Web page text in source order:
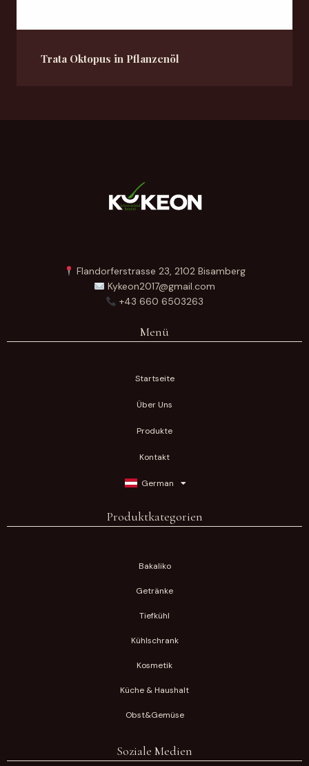
Trata Oktopus in Pflanzenöl
Flandorferstrasse 23, 2102 Bisamberg
Kykeon2017@gmail.com
+43 660 6503263
Menü
Startseite
Über Uns
Produkte
Kontakt
German
Produktkategorien
Bakaliko
Getränke
Tiefkühl
Kühlschrank
Kosmetik
Küche & Haushalt
Obst&Gemüse
Soziale Medien